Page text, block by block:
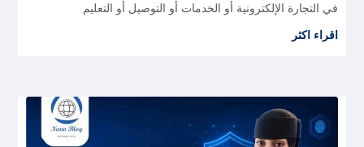
في التجارة الإلكترونية أو الخدمات أو التوصيل أو التعليم
اقراء اكثر